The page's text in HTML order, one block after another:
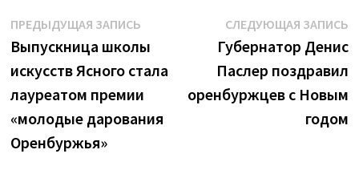
Навигация
по
записям
ПРЕДЫДУЩАЯ ЗАПИСЬПредыдущая
запись:
Выпускница школы
искусств Ясного стала
лауреатом премии
«молодые дарования
Оренбуржья»
СЛЕДУЮЩАЯ ЗАПИСЬ
Губернатор Денис
Паслер поздравил
оренбуржцев с Новым
годом